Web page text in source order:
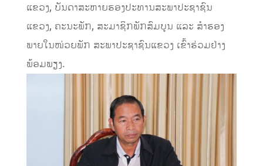
ແຂວງ, ບັນດາສະຫາຍຮອງປະທານສະພາປະຊາຊົນ
ແຂວງ, ຄະນະພັກ, ສະມາຊິກພັກສົມບູນ ແລະ ສໍາຮອງ
ພາຍໃນໜ່ວຍພັກ ສະພາປະຊາຊົນແຂວງ ເຂົ້າຮ່ວມຢ່າງ
ພ້ອມພຽງ.